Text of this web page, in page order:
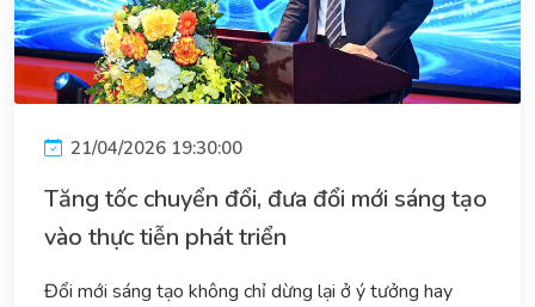
21/04/2026 19:30:00
Tăng tốc chuyển đổi, đưa đổi mới sáng tạo
vào thực tiễn phát triển
Đổi mới sáng tạo không chỉ dừng lại ở ý tưởng hay